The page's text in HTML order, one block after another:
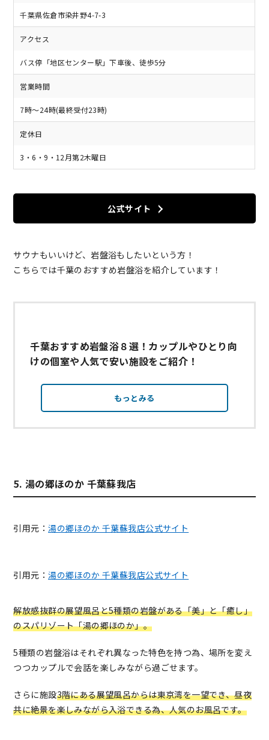
千葉県佐倉市染井野4-7-3
アクセス
バス停「地区センター駅」下車後、徒歩5分
営業時間
7時～24時(最終受付23時)
定休日
3・6・9・12月第2木曜日
公式サイト
サウナもいいけど、岩盤浴もしたいという方！
こちらでは千葉のおすすめ岩盤浴を紹介しています！
千葉おすすめ岩盤浴８選！カップルやひとり向
けの個室や人気で安い施設をご紹介！
もっとみる
5. 湯の郷ほのか 千葉蘇我店
引用元：湯の郷ほのか 千葉蘇我店公式サイト
引用元：湯の郷ほのか 千葉蘇我店公式サイト
解放感抜群の展望風呂と5種類の岩盤がある「美」と「癒し」
のスパリゾート「湯の郷ほのか」。
5種類の岩盤浴はそれぞれ異なった特色を持つ為、場所を変え
つつカップルで会話を楽しみながら過ごせます。
さらに施設3階にある展望風呂からは東京湾を一望でき、昼夜
共に絶景を楽しみながら入浴できる為、人気のお風呂です。